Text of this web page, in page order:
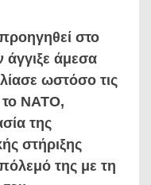
στο
άμεσα
ωστόσο τις
το ΝΑΤΟ,
της
στήριξης
της με τη